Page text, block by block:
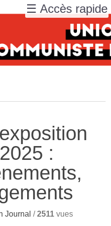
:
Journal /2511 vues
☰ Accès rapide